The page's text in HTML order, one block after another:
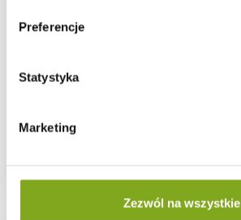
Preferencje
Statystyka
Marketing
Zezwól na wszystkie
NAKRĘTKA M8 KWADRATOWA